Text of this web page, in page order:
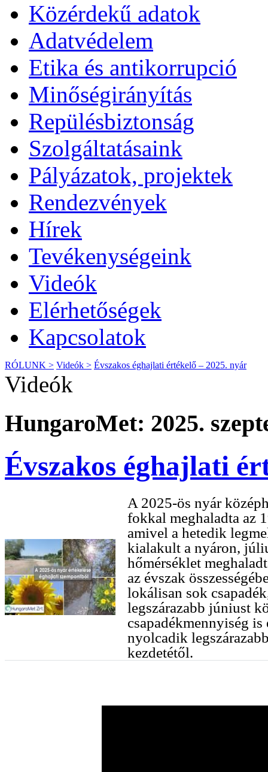
Közérdekű adatok
Adatvédelem
Etika és antikorrupció
Minőségirányítás
Repülésbiztonság
Szolgáltatásaink
Pályázatok, projektek
Rendezvények
Hírek
Tevékenységeink
Videók
Elérhetőségek
Kapcsolatok
RÓLUNK > Videók > Évszakos éghajlati értékelő – 2025. nyár
Videók
HungaroMet: 2025.
Évszakos éghajlati
A 2025-ös nyár
fokkal meghaladta az
amivel a hetedik
kialakult a nyáron,
hőmérséklet
az évszak
lokálisan sok
legszárazabb júniust
csapadékmennyiség
nyolcadik
kezdetétől.